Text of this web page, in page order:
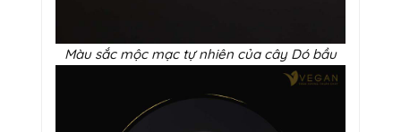
Màu sắc mộc mạc tự nhiên của cây Dó bầu